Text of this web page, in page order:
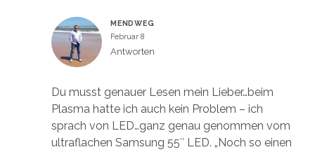
MENDWEG
Februar 8
Antworten
Du musst genauer Lesen mein Lieber…beim
Plasma hatte ich auch kein Problem – ich
sprach von LED…ganz genau genommen vom
ultraflachen Samsung 55″ LED. „Noch so einen